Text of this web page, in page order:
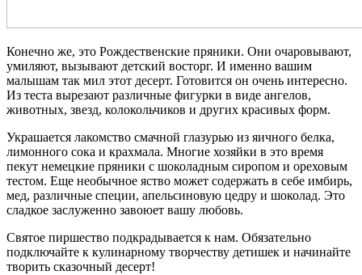
Конечно же, это Рождественские пряники. Они очаровывают,
умиляют, вызывают детский восторг. И именно вашим
малышам так мил этот десерт. Готовится он очень интересно.
Из теста вырезают различные фигурки в виде ангелов,
животных, звезд, колокольчиков и других красивых форм.
Украшается лакомство смачной глазурью из яичного белка,
лимонного сока и крахмала. Многие хозяйки в это время
пекут немецкие пряники с шоколадным сиропом и ореховым
тестом. Еще необычное яство может содержать в себе имбирь,
мед, различные специи, апельсиновую цедру и шоколад. Это
сладкое заслуженно завоюет вашу любовь.
Святое пиршество подкрадывается к нам. Обязательно
подключайте к кулинарному творчеству детишек и начинайте
творить сказочный десерт!